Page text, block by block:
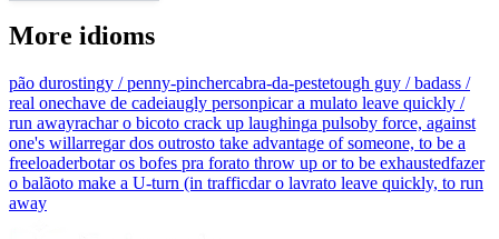
More idioms
pão durostingy / penny-pinchercabra-da-pestetough guy / badass /
real onechave de cadeiaugly personpicar a mulato leave quickly /
run awayrachar o bicoto crack up laughinga pulsoby force, against
one's willarregar dos outrosto take advantage of someone, to be a
freeloaderbotar os bofes pra forato throw up or to be exhaustedfazer
o balãoto make a U-turn (in trafficdar o lavrato leave quickly, to run
away